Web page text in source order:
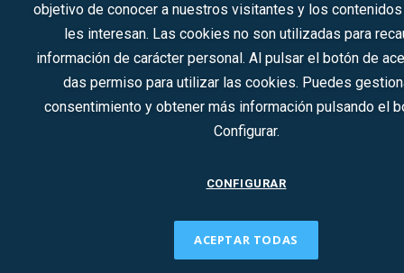
objetivo de conocer a nuestros visitantes y los
les interesan. Las cookies no son utilizadas para
información de carácter personal. Al pulsar el botón de
das permiso para utilizar las cookies. Puedes
consentimiento y obtener más información pulsando el
Configurar.
CONFIGURAR
ACEPTAR TODAS